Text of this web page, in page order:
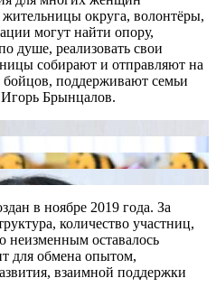
округа, волонтёры,
могут найти опору,
душе, реализовать свои
собирают и отправляют на
поддерживают семьи
Брынцалов.
в ноябре 2019 года. За
количество участниц,
неизменным оставалось
для обмена опытом,
взаимной поддержки